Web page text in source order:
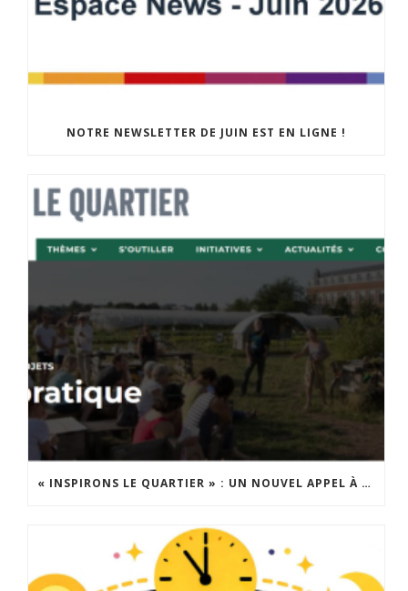
NOTRE NEWSLETTER DE JUIN EST EN LIGNE !
« INSPIRONS LE QUARTIER » : UN NOUVEL APPEL À PROJETS EST LANCÉ !